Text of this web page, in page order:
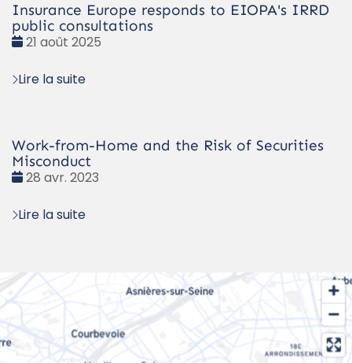
Insurance Europe responds to EIOPA's IRRD
public consultations
Date
21 août 2025
Lire la suite
Work-from-Home and the Risk of Securities
Misconduct
Date
28 avr. 2023
Lire la suite